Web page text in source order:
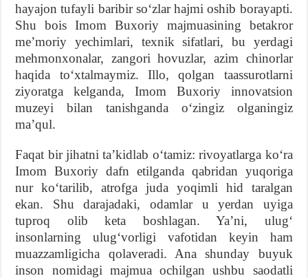
hayajon tufayli baribir soʻzlar hajmi oshib borayapti.
Shu bois Imom Buxoriy majmuasining betakror
meʼmoriy yechimlari, texnik sifatlari, bu yerdagi
mehmonxonalar, zangori hovuzlar, azim chinorlar
haqida toʻxtalmaymiz. Illo, qolgan taassurotlarni
ziyoratga kelganda, Imom Buxoriy innovatsion
muzeyi bilan tanishganda oʻzingiz olganingiz
maʼqul.
Faqat bir jihatni taʼkidlab oʻtamiz: rivoyatlarga koʻra
Imom Buxoriy dafn etilganda qabridan yuqoriga
nur koʻtarilib, atrofga juda yoqimli hid taralgan
ekan. Shu darajadaki, odamlar u yerdan uyiga
tuproq olib keta boshlagan. Yaʼni, ulugʻ
insonlarning ulugʻvorligi vafotidan keyin ham
muazzamligicha qolaveradi. Ana shunday buyuk
inson nomidagi majmua ochilgan ushbu saodatli